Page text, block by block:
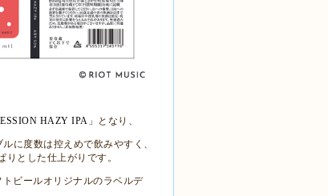
HAZY IPA 」となり、
に度数は控えめで飲みやすく、
とした仕上がりです。
ビールオリジナルのラベルデ